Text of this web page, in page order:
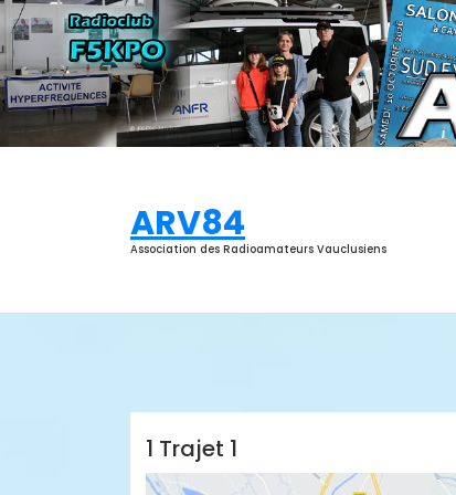
Aller
au
contenu
ARV84
Association des Radioamateurs Vauclusiens
1 Trajet 1